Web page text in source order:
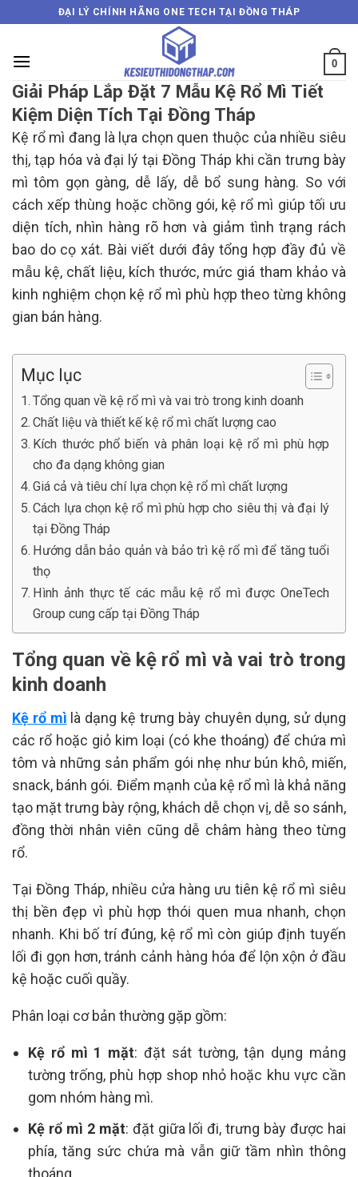
to
ĐẠI LÝ CHÍNH HÃNG ONE TECH TẠI ĐỒNG THÁP
0
Giải Pháp Lắp Đặt 7 Mẫu Kệ Rổ Mì Tiết
Kiệm Diện Tích Tại Đồng Tháp
Kệ rổ mì đang là lựa chọn quen thuộc của nhiều siêu
thị, tạp hóa và đại lý tại Đồng Tháp khi cần trưng bày
mì tôm gọn gàng, dễ lấy, dễ bổ sung hàng. So với
cách xếp thùng hoặc chồng gói, kệ rổ mì giúp tối ưu
diện tích, nhìn hàng rõ hơn và giảm tình trạng rách
bao do cọ xát. Bài viết dưới đây tổng hợp đầy đủ về
mẫu kệ, chất liệu, kích thước, mức giá tham khảo và
kinh nghiệm chọn kệ rổ mì phù hợp theo từng không
gian bán hàng.
Mục lục
Tổng quan về kệ rổ mì và vai trò trong kinh doanh
Chất liệu và thiết kế kệ rổ mì chất lượng cao
Kích thước phổ biến và phân loại kệ rổ mì phù hợp
cho đa dạng không gian
Giá cả và tiêu chí lựa chọn kệ rổ mì chất lượng
Cách lựa chọn kệ rổ mì phù hợp cho siêu thị và đại lý
tại Đồng Tháp
Hướng dẫn bảo quản và bảo trì kệ rổ mì để tăng tuổi
thọ
Hình ảnh thực tế các mẫu kệ rổ mì được OneTech
Group cung cấp tại Đồng Tháp
Tổng quan về kệ rổ mì và vai trò trong
kinh doanh
Kệ rổ mì là dạng kệ trưng bày chuyên dụng, sử dụng
các rổ hoặc giỏ kim loại (có khe thoáng) để chứa mì
tôm và những sản phẩm gói nhẹ như bún khô, miến,
snack, bánh gói. Điểm mạnh của kệ rổ mì là khả năng
tạo mặt trưng bày rộng, khách dễ chọn vị, dễ so sánh,
đồng thời nhân viên cũng dễ châm hàng theo từng
rổ.
Tại Đồng Tháp, nhiều cửa hàng ưu tiên kệ rổ mì siêu
thị bền đẹp vì phù hợp thói quen mua nhanh, chọn
nhanh. Khi bố trí đúng, kệ rổ mì còn giúp định tuyến
lối đi gọn hơn, tránh cảnh hàng hóa để lộn xộn ở đầu
kệ hoặc cuối quầy.
Phân loại cơ bản thường gặp gồm:
Kệ rổ mì 1 mặt: đặt sát tường, tận dụng mảng
tường trống, phù hợp shop nhỏ hoặc khu vực cần
gom nhóm hàng mì.
Kệ rổ mì 2 mặt: đặt giữa lối đi, trưng bày được hai
phía, tăng sức chứa mà vẫn giữ tầm nhìn thông
thoáng.